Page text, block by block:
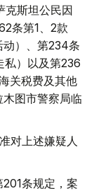
克斯坦公民因
条第1、2款
动）、第234条
私）以及第236
关税费及其他
图市警察局临
对上述嫌疑人
条规定，案